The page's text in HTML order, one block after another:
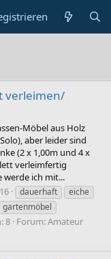
verleimen/
Möbel aus Holz
aber leider sind
(2 x 1,00m und 4 x
verleimfertig
werde ich mit...
dauerhaft
eiche
gartenmöbel
8 Forum:Amateur